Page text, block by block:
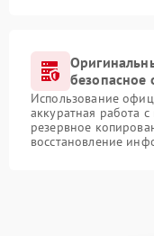
безопасное
Использование
аккуратная работа
резервное
восстановление